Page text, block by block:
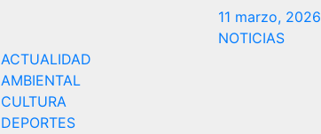
11 marzo, 2026
NOTICIAS
ACTUALIDAD
AMBIENTAL
CULTURA
DEPORTES